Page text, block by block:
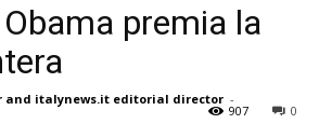
premia la
and italynews.it editorial director -
0
907